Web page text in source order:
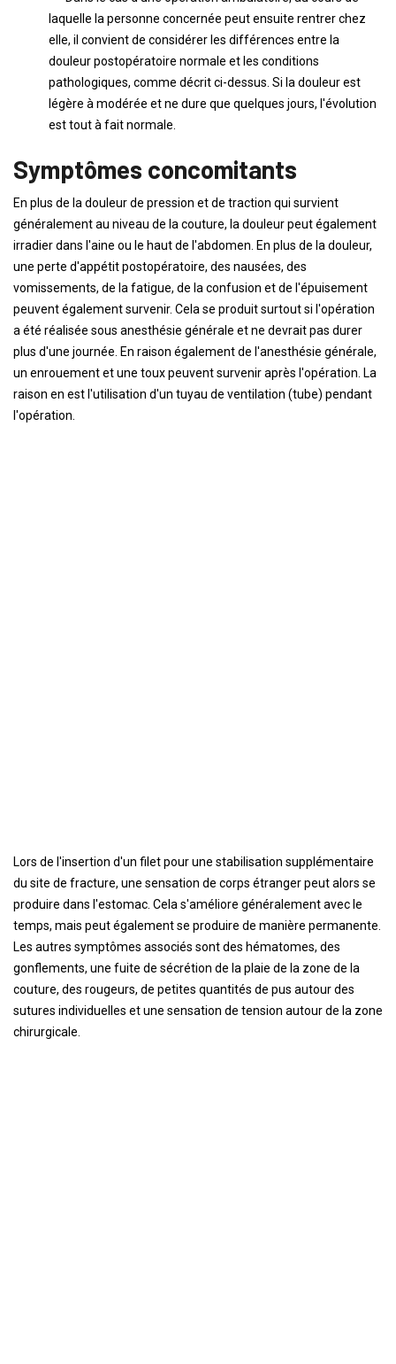
laquelle la personne concernée peut ensuite rentrer chez
elle, il convient de considérer les différences entre la
douleur postopératoire normale et les conditions
pathologiques, comme décrit ci-dessus. Si la douleur est
légère à modérée et ne dure que quelques jours, l'évolution
est tout à fait normale.
Symptômes concomitants
En plus de la douleur de pression et de traction qui survient
généralement au niveau de la couture, la douleur peut également
irradier dans l'aine ou le haut de l'abdomen. En plus de la douleur,
une perte d'appétit postopératoire, des nausées, des
vomissements, de la fatigue, de la confusion et de l'épuisement
peuvent également survenir. Cela se produit surtout si l'opération
a été réalisée sous anesthésie générale et ne devrait pas durer
plus d'une journée. En raison également de l'anesthésie générale,
un enrouement et une toux peuvent survenir après l'opération. La
raison en est l'utilisation d'un tuyau de ventilation (tube) pendant
l'opération.
Lors de l'insertion d'un filet pour une stabilisation supplémentaire
du site de fracture, une sensation de corps étranger peut alors se
produire dans l'estomac. Cela s'améliore généralement avec le
temps, mais peut également se produire de manière permanente.
Les autres symptômes associés sont des hématomes, des
gonflements, une fuite de sécrétion de la plaie de la zone de la
couture, des rougeurs, de petites quantités de pus autour des
sutures individuelles et une sensation de tension autour de la zone
chirurgicale.